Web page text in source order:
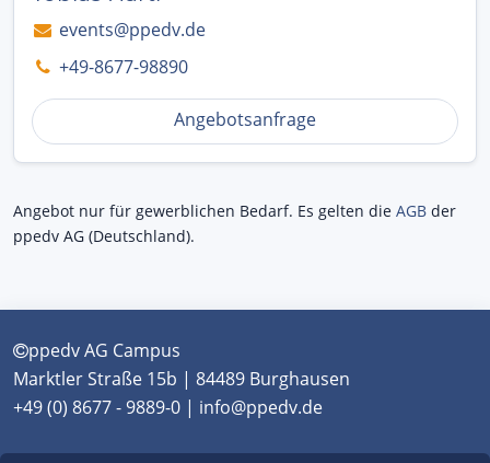
events@ppedv.de
+49-8677-98890
Angebotsanfrage
Angebot nur für gewerblichen Bedarf. Es gelten die AGB der
ppedv AG (Deutschland).
ppedv AG Campus
Marktler Straße 15b | 84489 Burghausen
+49 (0) 8677 - 9889-0 | info@ppedv.de